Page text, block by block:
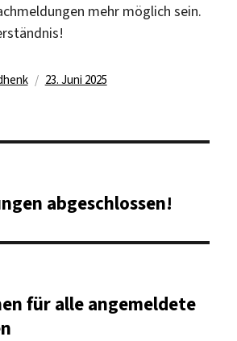
mehr möglich sein.
Veröffentlicht
23. Juni 2025
abgeschlossen!
für alle angemeldete